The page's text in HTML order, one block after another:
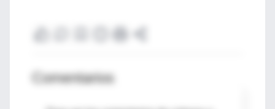
Comentarios